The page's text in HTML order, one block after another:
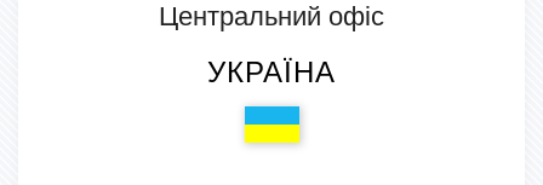
Центральний офіс
УКРАЇНА